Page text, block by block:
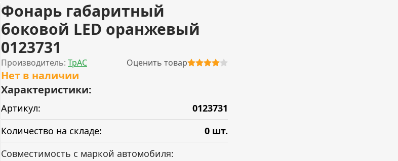
Фонарь габаритный
боковой LED оранжевый
0123731
Производитель: ТрАС Оценить товар
Нет в наличии
Характеристики:
Артикул:
0123731
Количество на складе:
0 шт.
Совместимость с маркой автомобиля: